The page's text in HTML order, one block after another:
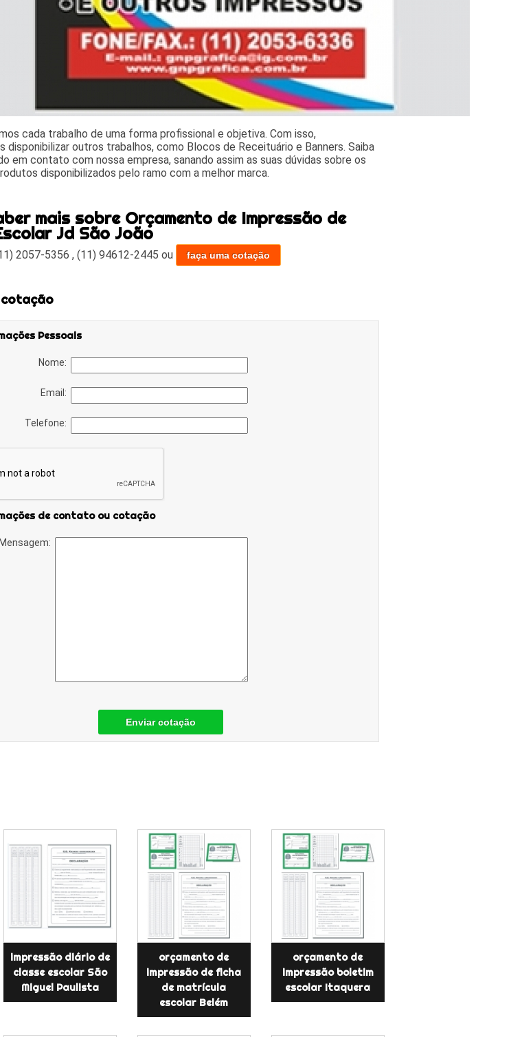
cada trabalho de uma forma profissional e objetiva. Com isso,
disponibilizar outros trabalhos, como Blocos de Receituário e Banners. Saiba
em contato com nossa empresa, sanando assim as suas dúvidas sobre os
disponibilizados pelo ramo com a melhor marca.
mais sobre Orçamento de Impressão de
Jd São João
2057-5356 ,(11) 94612-2445 ou faça uma cotação
cotação
Pessoais
Nome:
Email:
Telefone:
de contato ou cotação
Enviar cotação
impressão diário de
classe escolar São
Miguel Paulista
orçamento de
impressão de ficha
de matrícula
escolar Belém
orçamento de
impressão boletim
escolar Itaquera